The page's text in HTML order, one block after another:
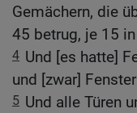
Gemächern, die
45 betrug, je 15
4 Und [es hatte]
und [zwar]
5 Und alle Türen